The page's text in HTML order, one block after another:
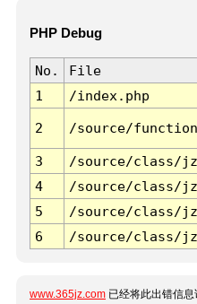
PHP Debug
No. File
1
/index.php
2 /source/
3 /source/class/
4
/source/class/
5
/source/class/
6
/source/class/
www.365jz.com 已经将此出错信